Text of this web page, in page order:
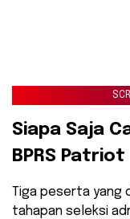
​Siapa Saja
BPRS
​Tiga peserta yang
tahapan seleksi